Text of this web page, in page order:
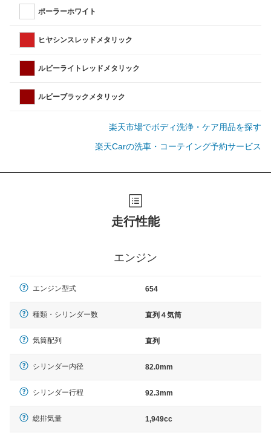
ポーラーホワイト
ヒヤシンスレッドメタリック
ルビーライトレッドメタリック
ルビーブラックメタリック
楽天市場でボディ洗浄・ケア用品を探す
楽天Carの洗車・コーテイング予約サービス
走行性能
エンジン
エンジン型式 654
種類・シリンダー数 直列４気筒
気筒配列 直列
シリンダー内径 82.0mm
シリンダー行程 92.3mm
総排気量 1,949cc